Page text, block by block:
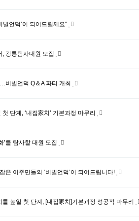
빌언덕’이 되어드릴께요"
강릉탐사대원 모집
비빌언덕 Q＆A 파티 개최
단계, ‘내집家치’ 기본과정 마무리
’를 탐사할 대원 모집
은 이주민들의 ‘비빌언덕’이 되어드립니다!
높일 첫 단계, [내집家치]기본과정 성공적 마무리